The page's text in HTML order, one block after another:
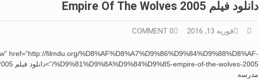
دانلود فیلم Empire Of The Wolves 2005
فوریه 13, 2016 0 COMMENT
href=”http://filmdu.org/%D8%AF%D8%A7%D9%86%D9%84%D9%88%D8%AF-
مدرسه